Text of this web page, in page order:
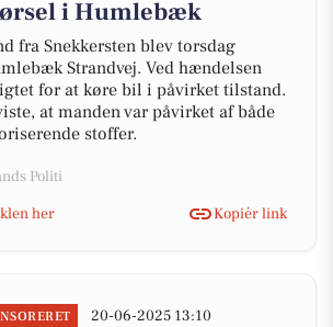
i Humlebæk
fra Snekkersten blev torsdag
Strandvej. Ved hændelsen
for at køre bil i påvirket tilstand.
at manden var påvirket af både
stoffer.
Politi
her
Kopiér link
20-06-2025 13:10